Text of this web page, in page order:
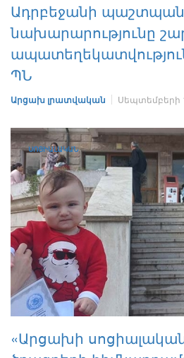
Ադրբեջանի
նախարարությունը
ՊՆ
Արցախ լրատվական Սեպտեմբերի
ՍՈՑԻԱԼԱԿԱՆ
«Արցախի